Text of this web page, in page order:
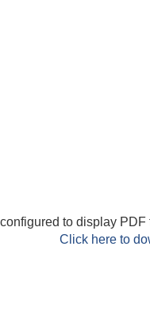
to display PDF
Click here to